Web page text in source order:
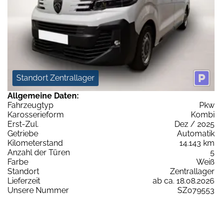
Standort Zentrallager
Allgemeine Daten:
Fahrzeugtyp
Pkw
Karosserieform
Kombi
Erst-Zul.
Dez / 2025
Getriebe
Automatik
Kilometerstand
14.143 km
Anzahl der Türen
5
Farbe
Weiß
Standort
Zentrallager
Lieferzeit
ab ca. 18.08.2026
Unsere Nummer
SZ079553